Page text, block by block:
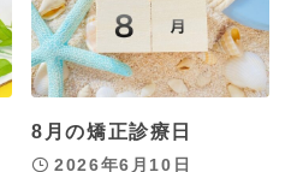
8月の矯正診療日
2026年6月10日